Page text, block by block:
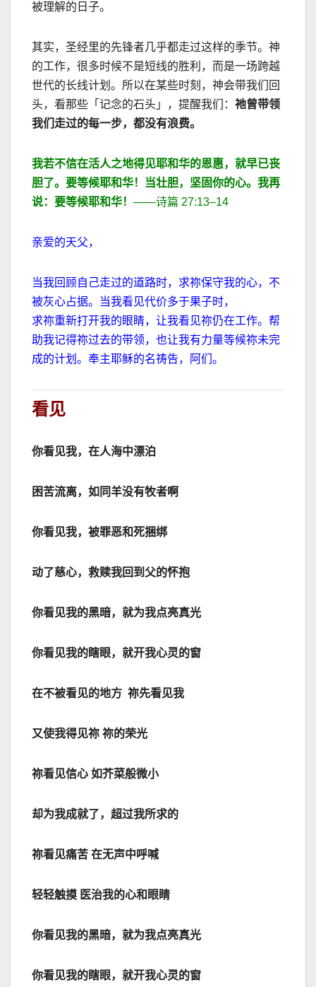
被理解的日子。
其实，圣经里的先锋者几乎都走过这样的季节。神
的工作，很多时候不是短线的胜利，而是一场跨越
世代的长线计划。 所以在某些时刻，神会带我们回
头，看那些「记念的石头」，提醒我们： 祂曾带领
我们走过的每一步，都没有浪费。
我若不信在活人之地得见耶和华的恩惠，就早已丧
胆了。要等候耶和华！当壮胆，坚固你的心。我再
说：要等候耶和华！ ——诗篇 27:13–14
亲爱的天父，
当我回顾自己走过的道路时，求祢保守我的心，不
被灰心占据。当我看见代价多于果子时，
求祢重新打开我的眼睛，让我看见祢仍在工作。帮
助我记得祢过去的带领，也让我有力量等候祢未完
成的计划。奉主耶稣的名祷告，阿们。
看见
你看见我，在人海中漂泊
困苦流离，如同羊没有牧者啊
你看见我，被罪恶和死捆绑
动了慈心，救赎我回到父的怀抱
你看见我的黑暗，就为我点亮真光
你看见我的瞎眼，就开我心灵的窗
在不被看见的地方 祢先看见我
又使我得见祢 祢的荣光
祢看见信心 如芥菜般微小
却为我成就了，超过我所求的
祢看见痛苦 在无声中呼喊
轻轻触摸 医治我的心和眼睛
你看见我的黑暗，就为我点亮真光
你看见我的瞎眼，就开我心灵的窗